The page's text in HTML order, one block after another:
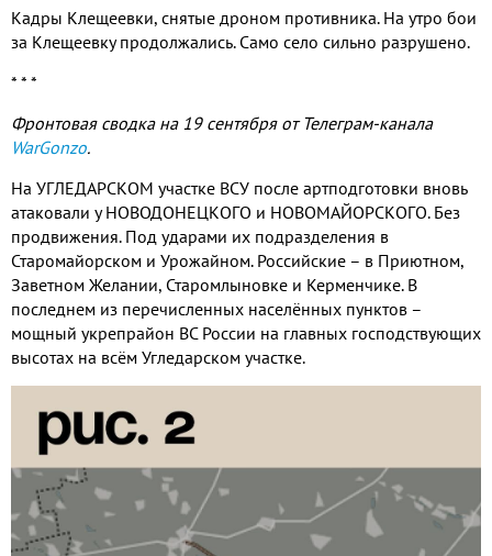
Кадры Клещеевки, снятые дроном противника. На утро бои
за Клещеевку продолжались. Само село сильно разрушено.
* * *
Фронтовая сводка на 19 сентября от Телеграм-канала
WarGonzo.
На УГЛЕДАРСКОМ участке ВСУ после артподготовки вновь
атаковали у НОВОДОНЕЦКОГО и НОВОМАЙОРСКОГО. Без
продвижения. Под ударами их подразделения в
Старомайорском и Урожайном. Российские – в Приютном,
Заветном Желании, Старомлыновке и Керменчике. В
последнем из перечисленных населённых пунктов –
мощный укрепрайон ВС России на главных господствующих
высотах на всём Угледарском участке.